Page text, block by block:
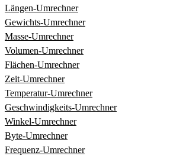
Längen‑Umrechner
Gewichts‑Umrechner
Masse‑Umrechner
Volumen‑Umrechner
Flächen‑Umrechner
Zeit‑Umrechner
Temperatur‑Umrechner
Geschwindigkeits‑Umrechner
Winkel‑Umrechner
Byte‑Umrechner
Frequenz‑Umrechner